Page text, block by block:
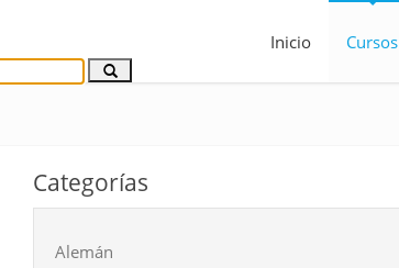
Inicio Cursos
Categorías
Alemán